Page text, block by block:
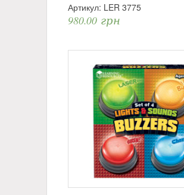
Артикул: LER 3775
980.00 грн